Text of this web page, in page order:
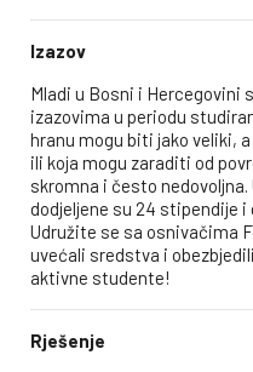
Izazov
Mladi u Bosni i Hercegovini
izazovima u periodu
hranu mogu biti jako veliki,
ili koja mogu zaraditi od
skromna i često nedovoljna.
dodjeljene su 24 stipendije
Udružite se sa osnivačima
uvećali sredstva i
aktivne studente!
Rješenje